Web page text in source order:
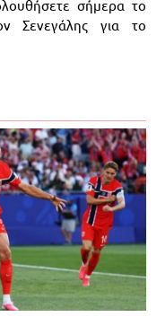
σήμερα το
Σενεγάλης για το